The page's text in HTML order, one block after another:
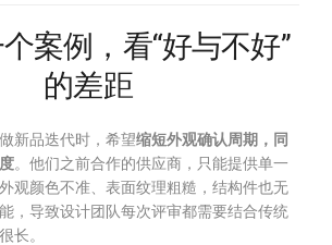
案例，看“好与不好”
的差距
新品迭代时，希望缩短外观确认周期，同
。他们之前合作的供应商，只能提供单一
观颜色不准、表面纹理粗糙，结构件也无
，导致设计团队每次评审都需要结合传统
长。